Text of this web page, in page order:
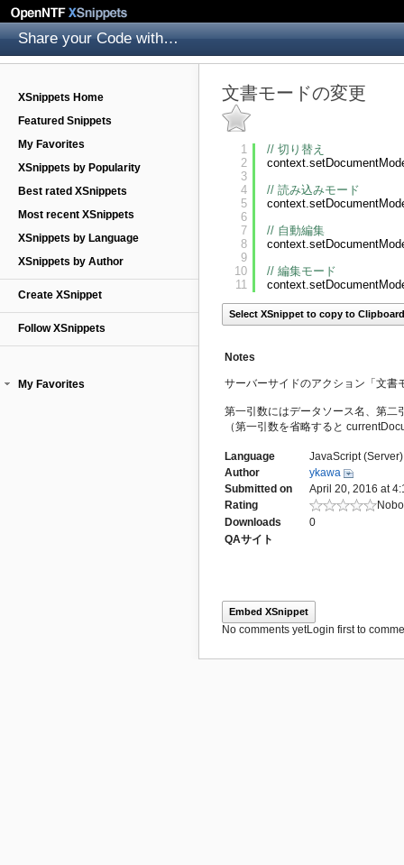
Share your Code with others
XSnippets Home
Featured Snippets
My Favorites
XSnippets by Popularity
Best rated XSnippets
Most recent XSnippets
XSnippets by Language
XSnippets by Author
Create XSnippet
Follow XSnippets
My Favorites
文書モードの変更
1
2
3
4
5
6
7
8
9
10
11
// 切り替え
// 読み込みモード
// 自動編集
// 編集モード
Select XSnippet to copy to Clipboard
Notes
サーバーサイドのアクション「文書
第一引数にはデータソース名、第二
（第一引数を省略すると
Language
JavaScript (Server)
Author
ykawa
Submitted on
April 20, 2016 at
Rating
Downloads
0
QAサイト
Embed XSnippet
No comments yetLogin first to